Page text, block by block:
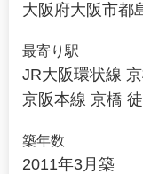
大阪府大阪市都
最寄り駅
JR大阪環状線
京阪本線 京橋
築年数
2011年3月築